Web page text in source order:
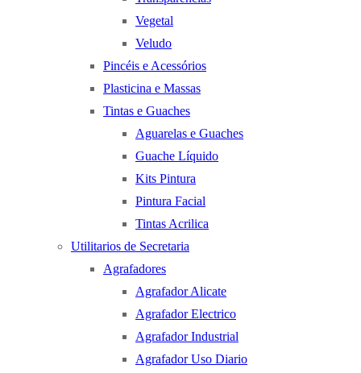
Vegetal
Veludo
Pincéis e Acessórios
Plasticina e Massas
Tintas e Guaches
Aguarelas e Guaches
Guache Líquido
Kits Pintura
Pintura Facial
Tintas Acrilica
Utilitarios de Secretaria
Agrafadores
Agrafador Alicate
Agrafador Electrico
Agrafador Industrial
Agrafador Uso Diario